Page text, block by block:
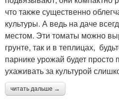
что также существенно
культуры. А ведь на даче
местом. Эти томаты можно
грунте, так и в теплицах,
парнике урожай будет
ухаживать за культурой
читать дальше →